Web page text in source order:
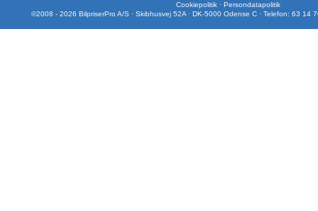
Cookiepolitik · Persondatapolitik
©2008 - 2026 BilpriserPro A/S · Skibhusvej 52A · DK-5000 Odense C · Telefon: 63 14